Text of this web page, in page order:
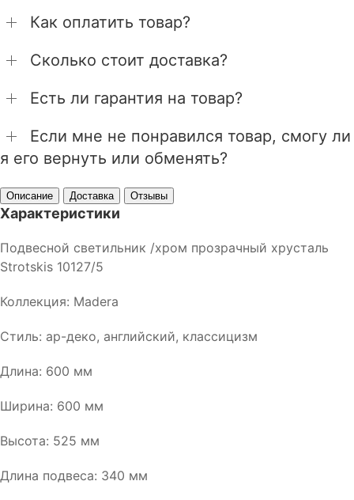
Как оплатить товар?
Сколько стоит доставка?
Есть ли гарантия на товар?
Если мне не понравился товар, смогу ли
я его вернуть или обменять?
Описание Доставка Отзывы
Характеристики
Подвесной светильник /хром прозрачный хрусталь
Strotskis 10127/5
Коллекция: Madera
Стиль: ар-деко, английский, классицизм
Длина: 600 мм
Ширина: 600 мм
Высота: 525 мм
Длина подвеса: 340 мм